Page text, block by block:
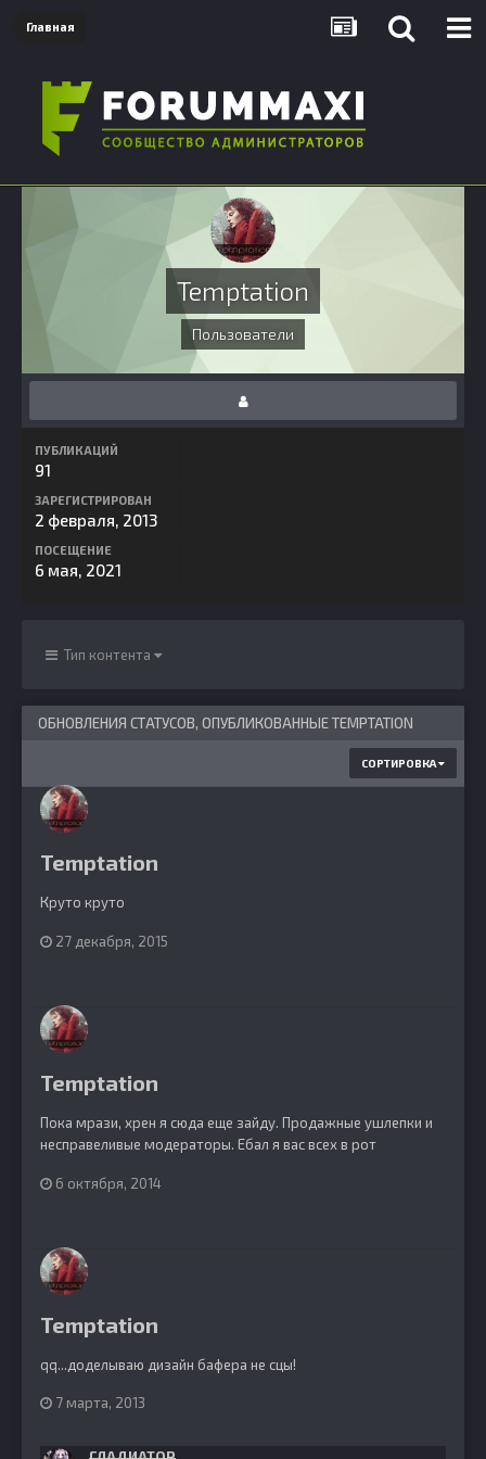
Главная
Temptation
Пользователи
ПУБЛИКАЦИЙ
91
ЗАРЕГИСТРИРОВАН
2 февраля, 2013
ПОСЕЩЕНИЕ
6 мая, 2021
Тип контента
ОБНОВЛЕНИЯ СТАТУСОВ, ОПУБЛИКОВАННЫЕ TEMPTATION
СОРТИРОВКА
Temptation
Круто круто
27 декабря, 2015
Temptation
Пока мрази, хрен я сюда еще зайду. Продажные ушлепки и
несправеливые модераторы. Ебал я вас всех в рот
6 октября, 2014
Temptation
qq...доделываю дизайн бафера не сцы!
7 марта, 2013